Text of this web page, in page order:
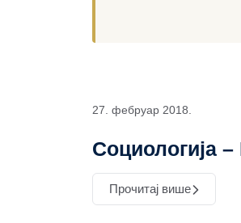
27. фебруар 2018.
Социологија
Прочитај више